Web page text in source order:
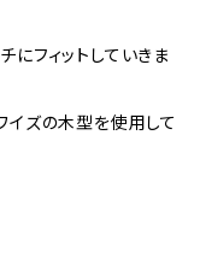
にフィットしていきま
イズの木型を使用して